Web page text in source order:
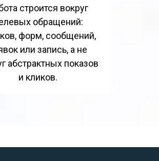
строится вокруг
обращений:
форм, сообщений,
или запись, а не
абстрактных показов
и кликов.